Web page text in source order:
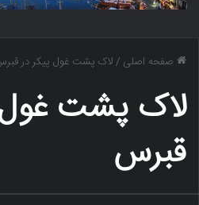
صفحه اصلی /لاک پشت غول پیکر در
لاک پشت غول
قبرس